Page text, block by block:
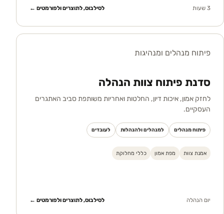
3 שעות לסילבוס, לתוצרים ולפורמטים ←
פיתוח מנהלים ומנהיגות
סדנת פיתוח צוות הנהלה
לחזק אמון, איכות דיון, החלטות ואחריות משותפת סביב האתגרים
העסקיים.
פיתוח מנהלים למנהלים ולהנהלות לעובדים
אמנת צוות מפת אמון כללי מחלוקת
יום הנהלה לסילבוס, לתוצרים ולפורמטים ←